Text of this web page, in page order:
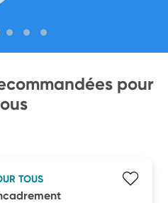
pour
TOUS